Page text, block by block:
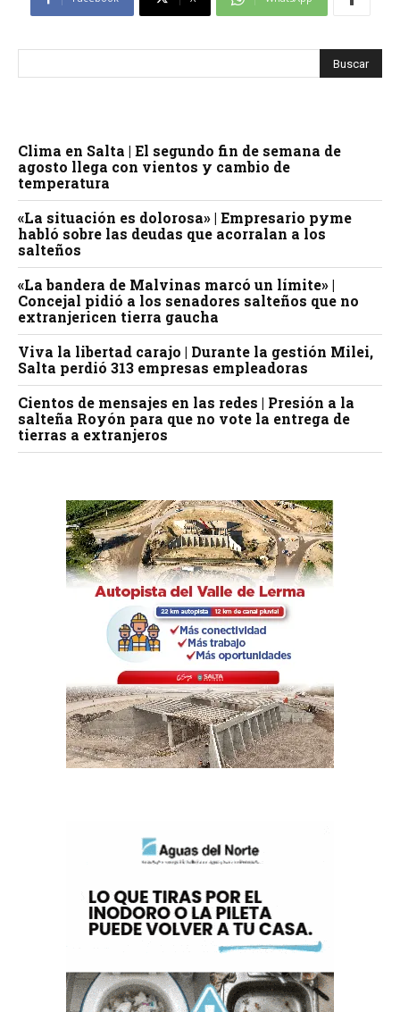
Clima en Salta | El segundo fin de semana de
agosto llega con vientos y cambio de
temperatura
«La situación es dolorosa» | Empresario pyme
habló sobre las deudas que acorralan a los
salteños
«La bandera de Malvinas marcó un límite» |
Concejal pidió a los senadores salteños que no
extranjericen tierra gaucha
Viva la libertad carajo | Durante la gestión Milei,
Salta perdió 313 empresas empleadoras
Cientos de mensajes en las redes | Presión a la
salteña Royón para que no vote la entrega de
tierras a extranjeros